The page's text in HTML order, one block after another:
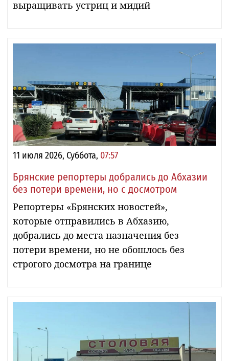
выращивать устриц и мидий
11 июля 2026, Суббота, 07:57
Брянские репортеры добрались до Абхазии
без потери времени, но с досмотром
Репортеры «Брянских новостей»,
которые отправились в Абхазию,
добрались до места назначения без
потери времени, но не обошлось без
строгого досмотра на границе